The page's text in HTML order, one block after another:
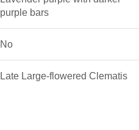
purple bars
No
Late Large-flowered Clematis